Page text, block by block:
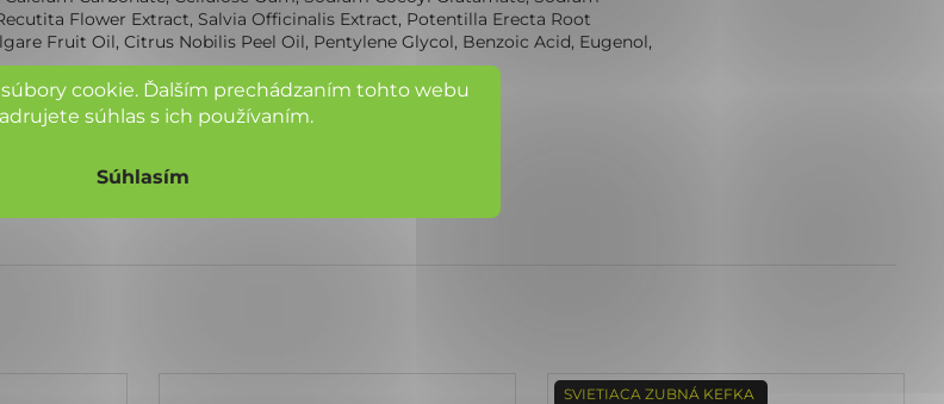
cookie. Ďalším prechádzaním tohto webu
súhlas s ich používaním.
Súhlasím
Flower Extract, Salvia Officinalis Extract, Potentilla Erecta Root
Fruit Oil, Citrus Nobilis Peel Oil, Pentylene Glycol, Benzoic Acid, Eugenol,
SVIETIACA ZUBNÁ KEFKA